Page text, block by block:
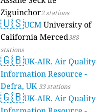
Ziguinchor2 stations
🇺🇸UCMUniversity of
California Merced388
stations
🇬🇧UK-AIR, Air Quality
Information Resource -
Defra, UK 33 stations
🇬🇧UK-AIR, Air Quality